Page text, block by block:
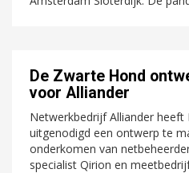
De Zwarte Hond
voor Alliander
Netwerkbedrijf Alliander heeft
uitgenodigd een ontwerp te
onderkomen van
specialist Qirion en